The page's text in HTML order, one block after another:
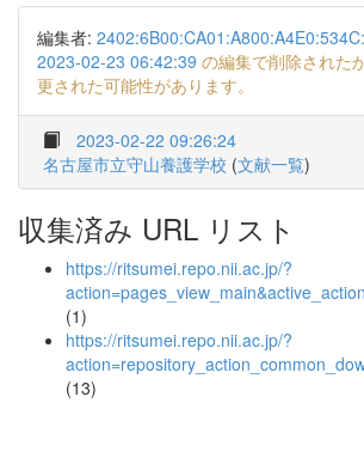
編集者:
2023-02-23 06:42:39 の編集で削除された
更された可能性があります。
2023-02-22 09:26:24
名古屋市立守山養護学校 (文献一覧)
収集済み URL リスト
https://ritsumei.repo.nii.ac.jp/?
(1)
https://ritsumei.repo.nii.ac.jp/?
(13)